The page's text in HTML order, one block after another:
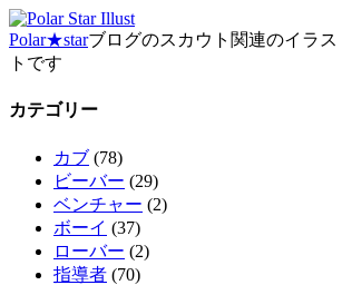
Polar★starブログのスカウト関連のイラス
トです
カテゴリー
カブ (78)
ビーバー (29)
ベンチャー (2)
ボーイ (37)
ローバー (2)
指導者 (70)